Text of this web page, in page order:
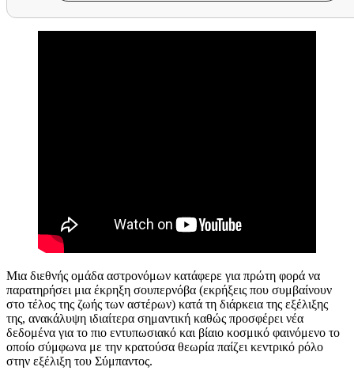
Μια διεθνής ομάδα αστρονόμων κατάφερε για πρώτη φορά να
παρατηρήσει μια έκρηξη σουπερνόβα (εκρήξεις που συμβαίνουν
στο τέλος της ζωής των αστέρων) κατά τη διάρκεια της εξέλιξης
της, ανακάλυψη ιδιαίτερα σημαντική καθώς προσφέρει νέα
δεδομένα για το πιο εντυπωσιακό και βίαιο κοσμικό φαινόμενο το
οποίο σύμφωνα με την κρατούσα θεωρία παίζει κεντρικό ρόλο
στην εξέλιξη του Σύμπαντος.